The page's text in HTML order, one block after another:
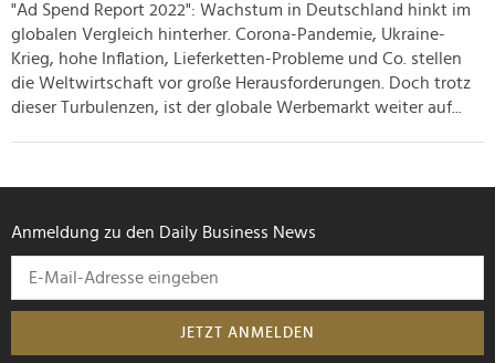
"Ad Spend Report 2022": Wachstum in Deutschland hinkt im
globalen Vergleich hinterher. Corona-Pandemie, Ukraine-
Krieg, hohe Inflation, Lieferketten-Probleme und Co. stellen
die Weltwirtschaft vor große Herausforderungen. Doch trotz
dieser Turbulenzen, ist der globale Werbemarkt weiter auf...
Anmeldung zu den Daily Business News
JETZT ANMELDEN